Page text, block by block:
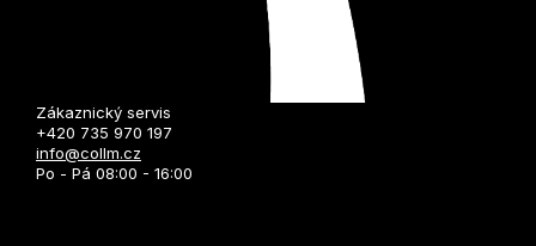
Zákaznický servis
+420 735 970 197
info@collm.cz
Po - Pá 08:00 - 16:00